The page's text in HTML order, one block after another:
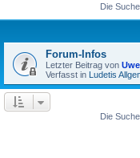
Die
Forum-Infos
Letzter Beitrag von Uwe
Verfasst in Ludetis
Die